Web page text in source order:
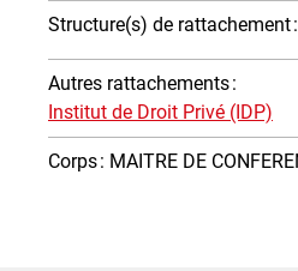
Structure(s) de rattachement:
Autres rattachements:
Institut de Droit Privé (IDP)
Corps: MAITRE DE